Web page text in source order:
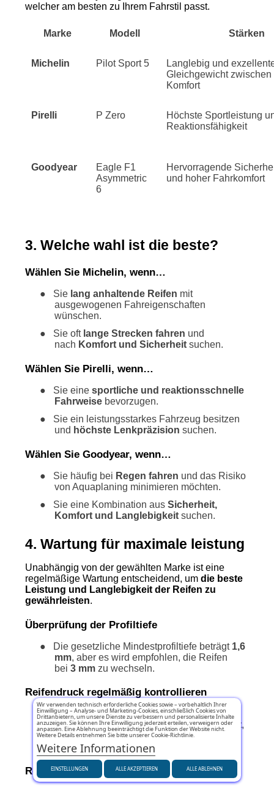
welcher am besten zu Ihrem Fahrstil passt.
Marke Modell Stärken
Michelin Pilot Sport 5
Langlebig und
Gleichgewicht zwischen
Komfort
Pirelli P Zero
Höchste Sportleistung
Reaktionsfähigkeit
Goodyear
Eagle F1
Asymmetric
6
Hervorragende
und hoher Fahrkomfort
3. Welche wahl ist die beste?
Wählen Sie Michelin, wenn…
● Sie lang anhaltende Reifen mit
ausgewogenen Fahreigenschaften
wünschen.
●
Sie oft lange Strecken fahren und
nach Komfort und Sicherheitsuchen.
Wählen Sie Pirelli, wenn…
● Sie eine sportliche und reaktionsschnelle
Fahrweisebevorzugen.
●
Sie ein leistungsstarkes Fahrzeug besitzen
und höchste Lenkpräzision suchen.
Wählen Sie Goodyear, wenn…
● Sie häufig bei Regen fahren und das Risiko
von Aquaplaning minimieren möchten.
●
Sie eine Kombination aus Sicherheit,
Komfort und Langlebigkeitsuchen.
4. Wartung für maximale leistung
Unabhängig von der gewählten Marke ist eine
regelmäßige Wartung entscheidend, um die beste
Leistung und Langlebigkeit der Reifen zu
gewährleisten.
Überprüfung der Profiltiefe
● Die gesetzliche Mindestprofiltiefe beträgt 1,6
mm, aber es wird empfohlen, die Reifen
bei 3 mmzu wechseln.
Reifendruck regelmäßig kontrollieren
●
Überprüfen Sie den
Reifendruckmindestens einmal im Monat,
um übermäßigen Kraftstoffverbrauch zu
vermeiden.
Regelmäßiger Reifenwechsel
Wir verwenden technisch erforderliche Cookies sowie – vorbehaltlich Ihrer
Einwilligung – Analyse- und Marketing-Cookies, einschließlich Cookies von
Drittanbietern, um unsere Dienste zu verbessern und personalisierte Inhalte
anzuzeigen. Sie können Ihre Einwilligung jederzeit erteilen, verweigern oder
anpassen. Eine Ablehnung beeinträchtigt die Funktion der Website nicht.
Weitere Details entnehmen Sie bitte unserer Cookie-Richtlinie.
Weitere Informationen
EINSTELLUNGEN ALLE ABLEHNEN
ALLE AKZEPTIEREN